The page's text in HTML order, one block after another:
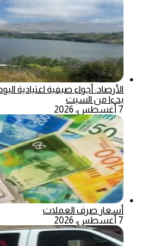
الأرصاد: أجواء صيفية اعتيادية
بدءا من السبت
7 أغسطس، 2026
أسعار صرف العملات
7 أغسطس، 2026